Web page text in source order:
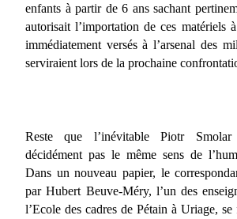
enfants à partir de 6 ans sachant
autorisait l’importation de ces matériels
immédiatement versés à l’arsenal des
serviraient lors de la prochaine
Reste que l’inévitable Piotr
décidément pas le même sens de
Dans un nouveau papier, le
par Hubert Beuve-Méry, l’un des
l’Ecole des cadres de Pétain à Uriage,